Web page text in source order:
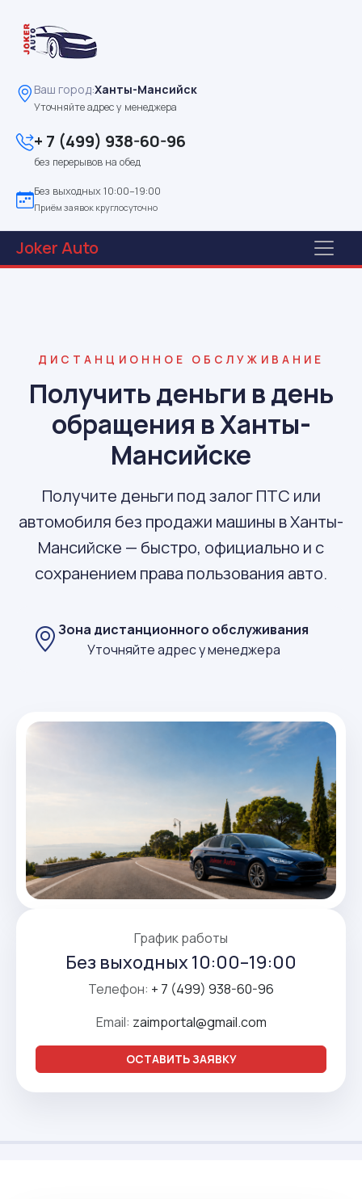
Ваш город:Ханты-Мансийск
Уточняйте адрес у менеджера
+ 7 (499) 938-60-96
без перерывов на обед
Без выходных 10:00–19:00
Приём заявок круглосуточно
JokerAuto
ДИСТАНЦИОННОЕ ОБСЛУЖИВАНИЕ
Получить деньги в день
обращения в Ханты-
Мансийске
Получите деньги под залог ПТС или
автомобиля без продажи машины в Ханты-
Мансийске — быстро, официально и с
сохранением права пользования авто.
Зона дистанционного обслуживания
Уточняйте адрес у менеджера
График работы
Без выходных 10:00–19:00
Телефон: + 7 (499) 938-60-96
Email: zaimportal@gmail.com
ОСТАВИТЬ ЗАЯВКУ